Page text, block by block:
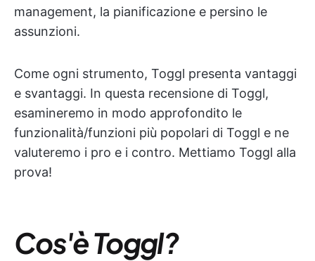
management, la pianificazione e persino le
assunzioni.
Come ogni strumento, Toggl presenta vantaggi
e svantaggi. In questa recensione di Toggl,
esamineremo in modo approfondito le
funzionalità/funzioni più popolari di Toggl e ne
valuteremo i pro e i contro. Mettiamo Toggl alla
prova!
Cos'è Toggl?